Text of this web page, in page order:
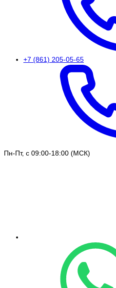
+7 (861) 205-05-65
Пн-Пт, с 09:00-18:00 (МСК)